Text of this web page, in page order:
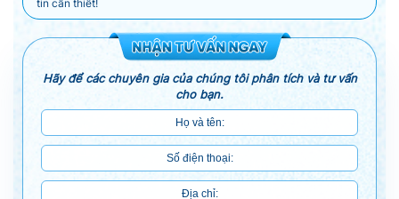
tin cần thiết!
Hãy để các chuyên gia của chúng tôi phân tích và tư vấn
cho bạn.